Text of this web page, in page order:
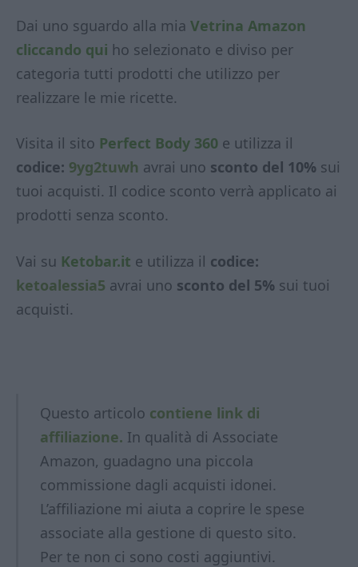
Dai uno sguardo alla mia Vetrina Amazon
cliccando qui ho selezionato e diviso per
categoria tutti prodotti che utilizzo per
realizzare le mie ricette.
Visita il sito Perfect Body 360 e utilizza il
codice: 9yg2tuwh avrai uno sconto del 10% sui
tuoi acquisti. Il codice sconto verrà applicato ai
prodotti senza sconto.
Vai su Ketobar.it e utilizza il codice:
ketoalessia5 avrai uno sconto del 5% sui tuoi
acquisti.
Questo articolo contiene link di
affiliazione. In qualità di Associate
Amazon, guadagno una piccola
commissione dagli acquisti idonei.
L’affiliazione mi aiuta a coprire le spese
associate alla gestione di questo sito.
Per te non ci sono costi aggiuntivi.